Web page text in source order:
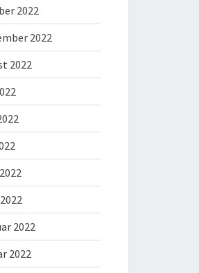
2022
2022
2022
2022
2022